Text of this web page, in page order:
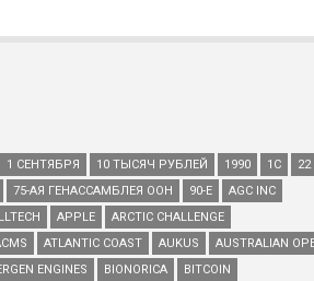
1 СЕНТЯБРЯ 10 ТЫСЯЧ РУБЛЕЙ 1990 1С
75-АЯ ГЕНАССАМБЛЕЯ ООН 90-Е
AGC INC
APPLE
ARCTIC CHALLENGE
ATLANTIC COAST AUKUS
AUSTRALIAN
ENGINES BIONORICA
BITCOIN